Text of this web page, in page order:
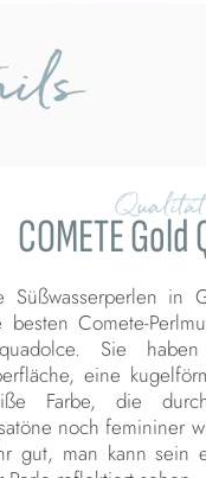
Qualität
COMETE
Süßwasserperlen in
besten Comete-
Sie
eine
Farbe, die
noch femininer
gut, man kann sein